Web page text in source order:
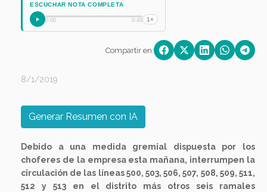
ESCUCHAR NOTA COMPLETA
0:00 0:49 1×
Compartir en:
8/1/2019
Generar Resumen con IA
Debido a una medida gremial dispuesta por los
choferes de la empresa esta mañana, interrumpen la
circulación de las líneas 500, 503, 506, 507, 508, 509, 511,
512 y 513 en el distrito más otros seis ramales